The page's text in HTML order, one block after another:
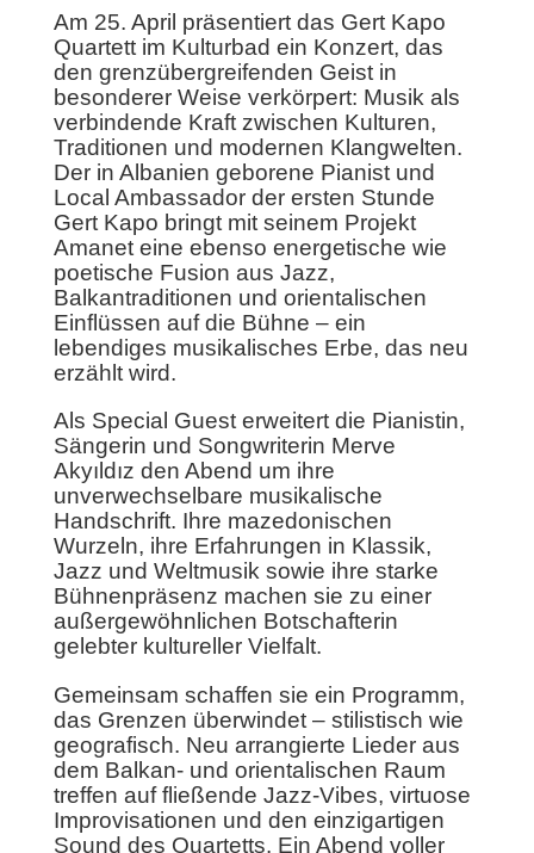
Am 25. April präsentiert das Gert Kapo
Quartett im Kulturbad ein Konzert, das
den grenzübergreifenden Geist in
besonderer Weise verkörpert: Musik als
verbindende Kraft zwischen Kulturen,
Traditionen und modernen Klangwelten.
Der in Albanien geborene Pianist und
Local Ambassador der ersten Stunde
Gert Kapo bringt mit seinem Projekt
Amanet eine ebenso energetische wie
poetische Fusion aus Jazz,
Balkantraditionen und orientalischen
Einflüssen auf die Bühne – ein
lebendiges musikalisches Erbe, das neu
erzählt wird.
Als Special Guest erweitert die Pianistin,
Sängerin und Songwriterin Merve
Akyıldız den Abend um ihre
unverwechselbare musikalische
Handschrift. Ihre mazedonischen
Wurzeln, ihre Erfahrungen in Klassik,
Jazz und Weltmusik sowie ihre starke
Bühnenpräsenz machen sie zu einer
außergewöhnlichen Botschafterin
gelebter kultureller Vielfalt.
Gemeinsam schaffen sie ein Programm,
das Grenzen überwindet – stilistisch wie
geografisch. Neu arrangierte Lieder aus
dem Balkan- und orientalischen Raum
treffen auf fließende Jazz-Vibes, virtuose
Improvisationen und den einzigartigen
Sound des Quartetts. Ein Abend voller